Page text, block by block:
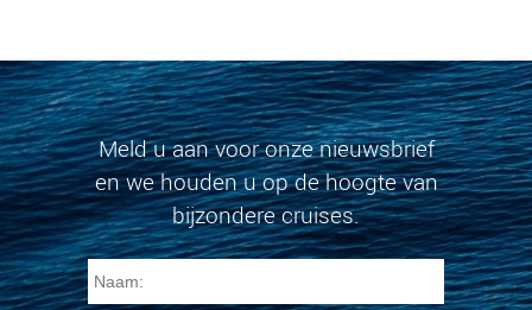
Meld u aan voor onze nieuwsbrief
en we houden u op de hoogte van
bijzondere cruises.